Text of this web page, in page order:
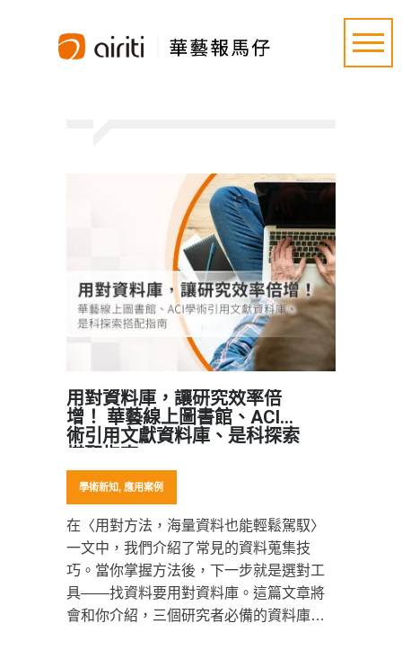
用對資料庫，讓研究效率倍
增！ 華藝線上圖書館、ACI學
術引用文獻資料庫、是科探索
搭配指南
學術新知, 應用案例
在〈用對方法，海量資料也能輕鬆駕馭〉
一文中，我們介紹了常見的資料蒐集技
巧。當你掌握方法後，下一步就是選對工
具——找資料要用對資料庫。這篇文章將
會和你介紹，三個研究者必備的資料庫，